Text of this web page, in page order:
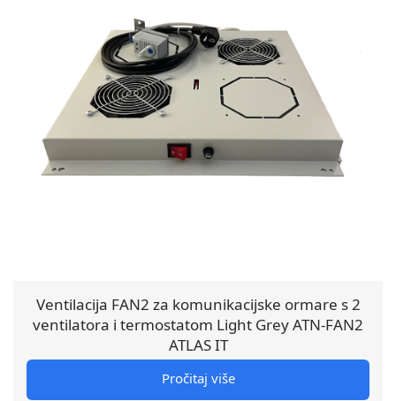
Ventilacija FAN2 za komunikacijske ormare s 2
ventilatora i termostatom Light Grey ATN-FAN2
ATLAS IT
Pročitaj više